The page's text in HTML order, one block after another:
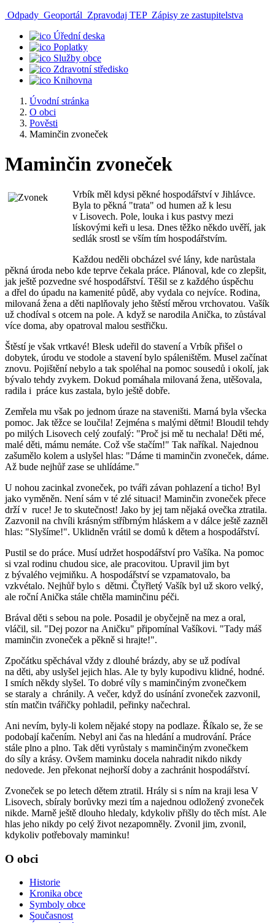
Odpady Geoportál Zpravodaj TEP Zápisy ze zastupitelstva
Úřední deska
Poplatky
Služby obce
Zdravotní středisko
Knihovna
Úvodní stránka
O obci
Pověsti
Maminčin zvoneček
Maminčin zvoneček
Vrbík měl kdysi pěkné hospodářství v Jihlávce.
Byla to pěkná "trata" od humen až k lesu
v Lisovech. Pole, louka i kus pastvy mezi
lískovými keři u lesa. Dnes těžko někdo uvěří, jak
sedlák srostl se vším tím hospodářstvím.
Každou neděli obcházel své lány, kde narůstala
pěkná úroda nebo kde teprve čekala práce. Plánoval, kde co zlepšit,
jak ještě pozvedne své hospodářství. Těšil se z každého úspěchu
a dřel do úpadu na kamenité půdě, aby vydala co nejvíce. Rodina,
milovaná žena a děti naplňovaly jeho štěstí měrou vrchovatou. Vašík
už chodíval s otcem na pole. A když se narodila Anička, to zůstával
více doma, aby opatroval malou sestřičku.
Štěstí je však vrtkavé! Blesk udeřil do stavení a Vrbík přišel o
dobytek, úrodu ve stodole a stavení bylo spáleništěm. Musel začínat
znovu. Pojištění nebylo a tak spoléhal na pomoc sousedů i okolí, jak
bývalo tehdy zvykem. Dokud pomáhala milovaná žena, utěšovala,
radila i práce kus zastala, bylo ještě dobře.
Zemřela mu však po jednom úraze na staveništi. Marná byla všecka
pomoc. Jak těžce se loučila! Zejména s malými dětmi! Bloudil tehdy
po milých Lisovech celý zoufalý: "Proč jsi mě tu nechala! Děti mé,
malé děti, mámu nemáte. Což vše stačím!" Tak naříkal. Najednou
zašumělo kolem a uslyšel hlas: "Dáme ti maminčin zvoneček, dáme.
Až bude nejhůř zase se uhlídáme."
U nohou zacinkal zvoneček, po tváři závan pohlazení a ticho! Byl
jako vyměněn. Není sám v té zlé situaci! Maminčin zvoneček přece
drží v ruce! Je to skutečnost! Jako by jej tam nějaká ovečka ztratila.
Zazvonil na chvíli krásným stříbrným hláskem a v dálce ještě zazněl
hlas: "Slyšíme!". Uklidněn vrátil se domů k dětem a hospodářství.
Pustil se do práce. Musí udržet hospodářství pro Vašíka. Na pomoc
si vzal rodinu chudou sice, ale pracovitou. Upravil jim byt
z bývalého vejmiňku. A hospodářství se vzpamatovalo, ba
vzkvétalo. Nejhůř bylo s dětmi. Čtyřletý Vašík byl už skoro velký,
ale roční Anička stále chtěla maminčinu péči.
Brával děti s sebou na pole. Posadil je obyčejně na mez a oral,
vláčil, sil. "Dej pozor na Aničku" připomínal Vašíkovi. "Tady máš
maminčin zvoneček a pěkně si hrajte!".
Zpočátku spěchával vždy z dlouhé brázdy, aby se už podíval
na děti, aby uslyšel jejich hlas. Ale ty byly kupodivu klidné, hodné.
I smích někdy slyšel. To dobré víly s maminčiným zvonečkem
se staraly a chránily. A večer, když do usínání zvoneček zazvonil,
stín matčin tvářičky pohladil, peřinky načechral.
Ani nevím, byly-li kolem nějaké stopy na podlaze. Říkalo se, že se
podobají kačením. Nebyl ani čas na hledání a mudrování. Práce
stále plno a plno. Tak děti vyrůstaly s maminčiným zvonečkem
do síly a krásy. Ovšem maminku docela nahradit nikdo nikdy
nedovede. Jen překonat nejhorší doby a zachránit hospodářství.
Zvoneček se po letech dětem ztratil. Hrály si s ním na kraji lesa V
Lisovech, sbíraly borůvky mezi tím a najednou odložený zvoneček
nikde. Marně ještě dlouho hledaly, kdykoliv přišly do těch míst. Ale
hlas jeho nikdy po celý život nezapomněly. Zvonil jim, zvonil,
kdykoliv potřebovaly maminku!
O obci
Historie
Kronika obce
Symboly obce
Současnost